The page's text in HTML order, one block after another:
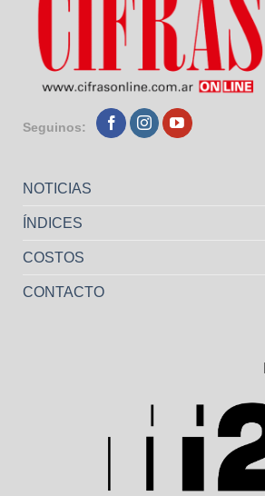
Seguinos:
NOTICIAS
ÍNDICES
COSTOS
CONTACTO